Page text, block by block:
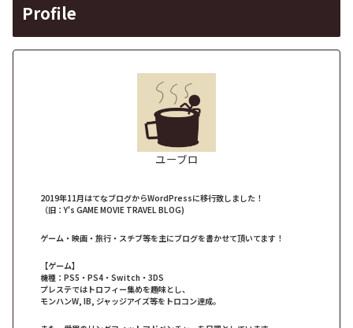
Profile
ユーブロ
2019年11月はてなブログからWordPressに移行致しました！
（旧：Y's GAME MOVIE TRAVEL BLOG)
ゲーム・映画・旅行・スチブ等を主にブログを書かせて頂いてます！
【ゲーム】
機種：PS5・PS4・Switch・3DS
プレステではトロフィー集めを趣味とし、
モンハンW, IB, ジャッジアイズ等をトロコン達成。